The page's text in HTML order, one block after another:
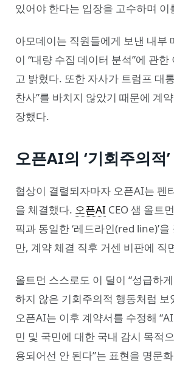
있어야 한다는 입장을 고수하며 이
아모데이는 직원들에게 보낸 내부
이 “대량 수집 데이터 분석”에 관
고 밝혔다. 또한 자사가 트럼프 대
찬사”를 바치지 않았기 때문에 계
장했다.
오픈AI의 ‘기회주의적
협상이 결렬되자마자 오픈AI는 펜
을 체결했다. 오픈AI CEO 샘 올트
픽과 동일한 ‘레드라인(red line)’
만, 계약 체결 직후 거센 비판에 직
올트먼 스스로도 이 딜이 “성급하
하지 않은 기회주의적 행동처럼 보
오픈AI는 이후 계약서를 수정해
민 및 국민에 대한 국내 감시 목적
용되어선 안 된다”는 표현을 명문